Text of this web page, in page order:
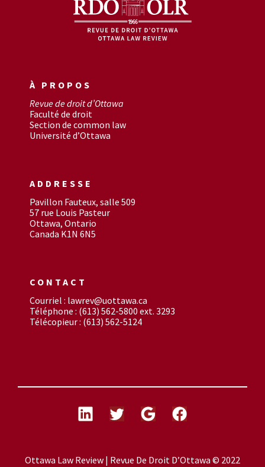
À PROPOS
Revue de droit d’Ottawa
Faculté de droit
Section de common law
Université d’Ottawa
ADDRESSE
Pavillon Fauteux, salle 509
57 rue Louis Pasteur
Ottawa, Ontario
Canada K1N 6N5
CONTACT
Courriel : lawrev@uottawa.ca
Téléphone : (613) 562-5800 ext. 3293
Télécopieur : (613) 562-5124
Ottawa Law Review | Revue De Droit D’Ottawa © 2022